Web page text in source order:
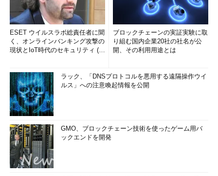
ESET ウイルスラボ総責任者に聞
く、オンラインバンキング攻撃の
現状とIoT時代のセキュリティ (1/
ブロックチェーンの実証実験に取
り組む国内企業20社の社名が公
開、その利用用途とは
ラック、「DNSプロトコルを悪用する遠隔操作ウイ
ルス」への注意喚起情報を公開
GMO、ブロックチェーン技術を使ったゲーム用バ
ックエンドを開発